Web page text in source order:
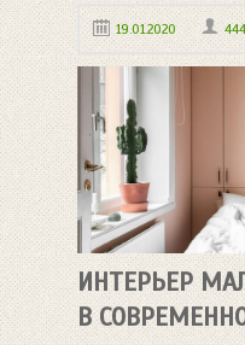
19.01.2020
ИНТЕРЬЕР
В